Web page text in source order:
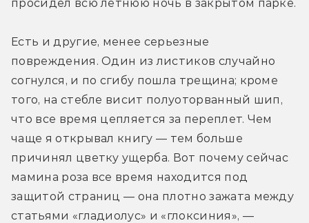
Есть и другие, менее серьезные
повреждения. Один из листиков случайно
согнулся, и по сгибу пошла трещина; кроме
того, на стебле висит полуоторванный шип,
что все время цепляется за переплет. Чем
чаще я открывал книгу — тем больше
причинял цветку ущерба. Вот почему сейчас
мамина роза все время находится под
защитой страниц — она плотно зажата между
статьями «гладиолус» и «глоксиния», —